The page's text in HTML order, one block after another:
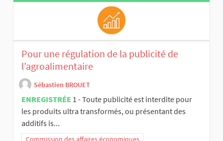
Pour une régulation de la publicité de
l’agroalimentaire
Sébastien BROUET
ENREGISTRÉE 1 - Toute publicité est interdite pour
les produits ultra transformés, ou présentant des
additifs is...
Commission des affaires économiques